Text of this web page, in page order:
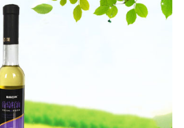
产品中心
联系晶森